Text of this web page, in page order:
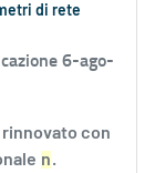
di rete
6-ago-
con
n.